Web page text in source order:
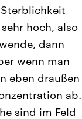
hoch, also
dann
wenn man
eben draußen
ab.
sind im Feld